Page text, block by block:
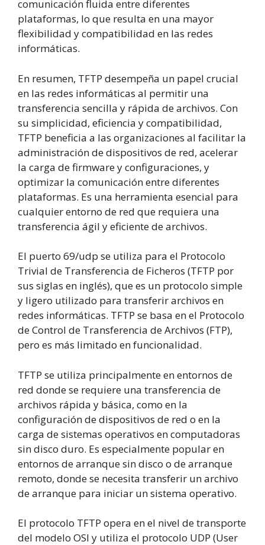
comunicación fluida entre diferentes
plataformas, lo que resulta en una mayor
flexibilidad y compatibilidad en las redes
informáticas.
En resumen, TFTP desempeña un papel crucial
en las redes informáticas al permitir una
transferencia sencilla y rápida de archivos. Con
su simplicidad, eficiencia y compatibilidad,
TFTP beneficia a las organizaciones al facilitar la
administración de dispositivos de red, acelerar
la carga de firmware y configuraciones, y
optimizar la comunicación entre diferentes
plataformas. Es una herramienta esencial para
cualquier entorno de red que requiera una
transferencia ágil y eficiente de archivos.
El puerto 69/udp se utiliza para el Protocolo
Trivial de Transferencia de Ficheros (TFTP por
sus siglas en inglés), que es un protocolo simple
y ligero utilizado para transferir archivos en
redes informáticas. TFTP se basa en el Protocolo
de Control de Transferencia de Archivos (FTP),
pero es más limitado en funcionalidad.
TFTP se utiliza principalmente en entornos de
red donde se requiere una transferencia de
archivos rápida y básica, como en la
configuración de dispositivos de red o en la
carga de sistemas operativos en computadoras
sin disco duro. Es especialmente popular en
entornos de arranque sin disco o de arranque
remoto, donde se necesita transferir un archivo
de arranque para iniciar un sistema operativo.
El protocolo TFTP opera en el nivel de transporte
del modelo OSI y utiliza el protocolo UDP (User